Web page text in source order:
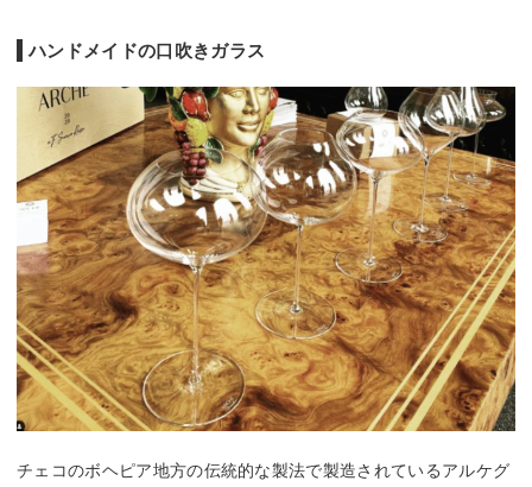
ハンドメイドの口吹きガラス
チェコのボヘピア地方の伝統的な製法で製造されているアルケグ